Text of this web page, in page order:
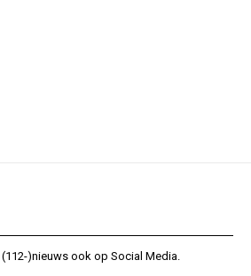
)nieuws ook op Social Media.